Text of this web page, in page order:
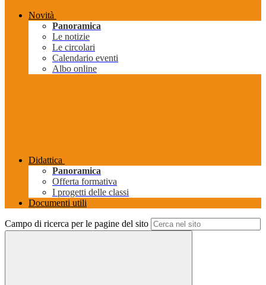
Novità
Panoramica
Le notizie
Le circolari
Calendario eventi
Albo online
Didattica
Panoramica
Offerta formativa
I progetti delle classi
Documenti utili
Campo di ricerca per le pagine del sito